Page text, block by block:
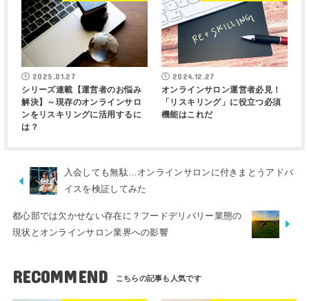
2025.01.27
シリーズ連載【運営者のお悩み
解決】～現存のオンラインサロ
ンをリスキリングに活用するに
は？
2024.12.27
オンラインサロン運営者必見！
「リスキリング」に役立つ必須
機能はこれだ
入会しても無駄…オンラインサロンに付きまとうアドバ
イスを検証してみた
都心部では欠かせない存在に？フードデリバリー業態の
現状とオンラインサロン業界への影響
RECOMMEND